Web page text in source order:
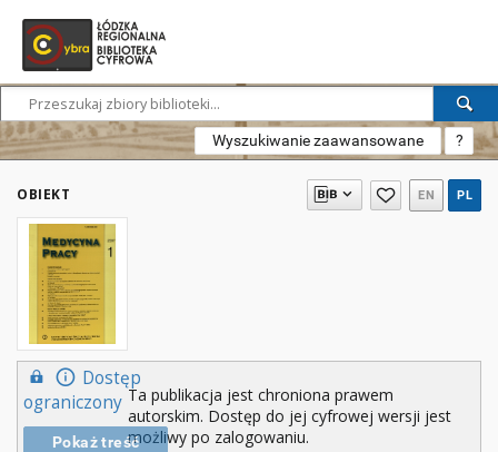
Wyszukiwanie zaawansowane ?
OBIEKT EN PL
Dostęp
ograniczony
Pokaż treść
Ta publikacja jest chroniona prawem
autorskim. Dostęp do jej cyfrowej wersji jest
możliwy po zalogowaniu.